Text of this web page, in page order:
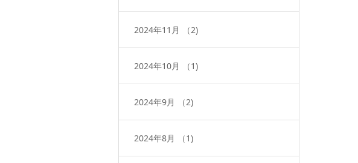
2024年11月 （2)
2024年10月 （1)
2024年9月 （2)
2024年8月 （1)